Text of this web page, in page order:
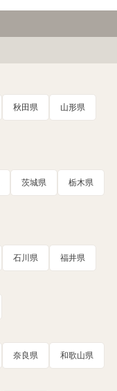
秋田県 山形県
茨城県 栃木県
石川県 福井県
奈良県 和歌山県